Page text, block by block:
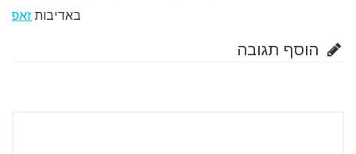
באדיבות זאפ
הוסף תגובה